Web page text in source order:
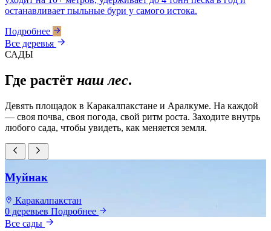
останавливает пыльные бури у самого истока.
Подробнее
Все деревья
САДЫ
Где растёт наш лес.
Девять площадок в Каракалпакстане и Аралкуме. На каждой
— своя почва, своя погода, свой ритм роста. Заходите внутрь
любого сада, чтобы увидеть, как меняется земля.
Муйнак
Каракалпакстан
0 деревьев Подробнее
Все сады